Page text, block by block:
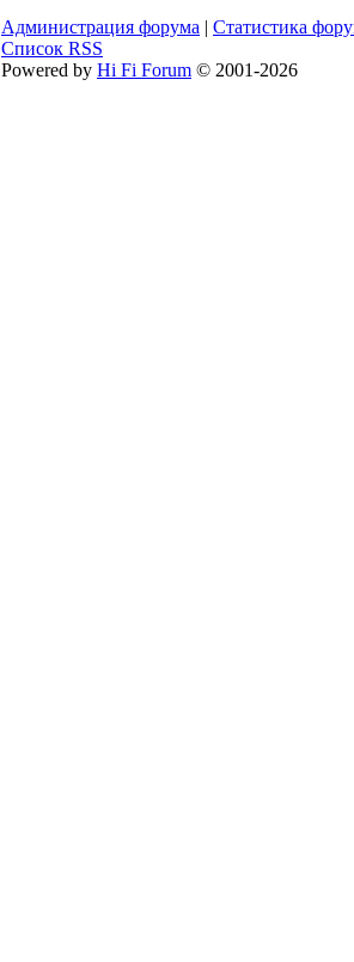
Администрация форума | Статистика
Список RSS
Powered by Hi Fi Forum © 2001-2026